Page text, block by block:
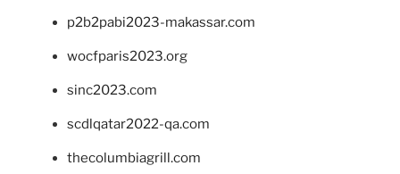
p2b2pabi2023-makassar.com
wocfparis2023.org
sinc2023.com
scdlqatar2022-qa.com
thecolumbiagrill.com